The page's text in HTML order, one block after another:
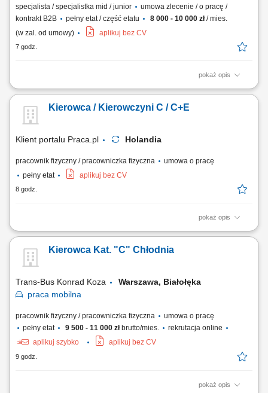
specjalista / specjalistka mid / junior
umowa zlecenie / o pracę /
kontrakt B2B
pełny etat / część etatu 8 000 - 10 000 zł/ mies.
(w zal. od umowy)
aplikuj bez CV
7 godz.
pokaż opis
Prowadzenie zajęć z nauki pływania dla dzieci oraz dorosłych;
Kierowca / Kierowczyni C / C+E
Klient portalu Praca.pl Holandia
pracownik fizyczny / pracowniczka fizyczna
umowa o pracę
pełny etat
aplikuj bez CV
8 godz.
pokaż opis
Codzienne trasy lokalne na terenie Holandii i Beneluksu; Dostawy do
w trybie zmianowym – zgodnie z ustalonym grafikiem;
Kierowca Kat. "C" Chłodnia
Trans-Bus Konrad Koza
Warszawa, Białołęka
praca mobilna
pracownik fizyczny / pracowniczka fizyczna
umowa o pracę
pełny etat
9 500 - 11 000 złbrutto/mies.
rekrutacja online
aplikuj szybko
aplikuj bez CV
9 godz.
pokaż opis